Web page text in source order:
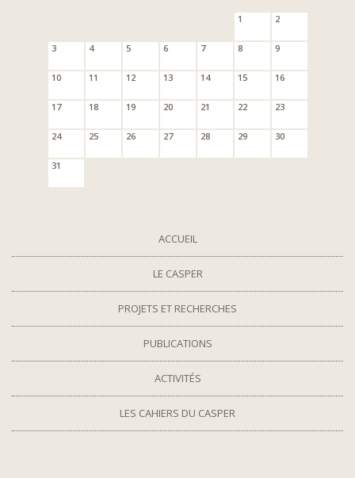
1 2
3 4 5 6 7 8 9
10 11 12 13 14 15 16
17 18 19 20 21 22 23
24 25 26 27 28 29 30
31
ACCUEIL
LE CASPER
PROJETS ET RECHERCHES
PUBLICATIONS
ACTIVITÉS
LES CAHIERS DU CASPER